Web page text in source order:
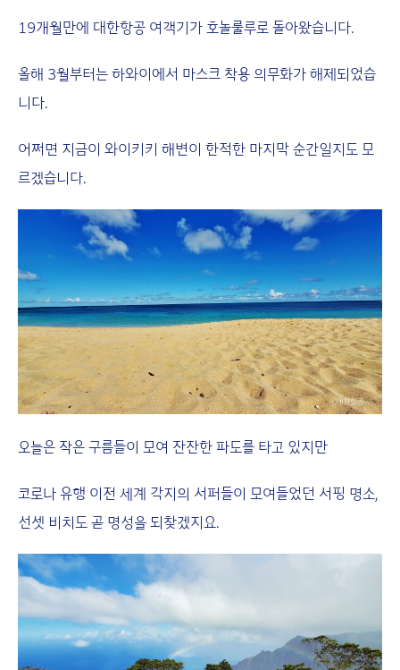
19개월만에 대한항공 여객기가 호놀룰루로 돌아왔습니다.
올해 3월부터는 하와이에서 마스크 착용 의무화가 해제되었습
니다.
어쩌면 지금이 와이키키 해변이 한적한 마지막 순간일지도 모
르겠습니다.
오늘은 작은 구름들이 모여 잔잔한 파도를 타고 있지만
코로나 유행 이전 세계 각지의 서퍼들이 모여들었던 서핑 명소,
선셋 비치도 곧 명성을 되찾겠지요.